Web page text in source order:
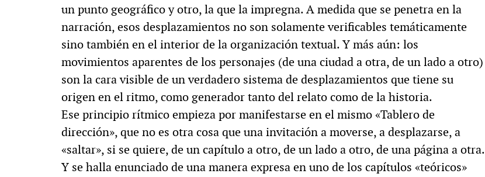
un punto geográfico y otro, la que la impregna. A medida que se penetra en la
narración, esos desplazamientos no son solamente verificables temáticamente
sino también en el interior de la organización textual. Y más aún: los
movimientos aparentes de los personajes (de una ciudad a otra, de un lado a otro)
son la cara visible de un verdadero sistema de desplazamientos que tiene su
origen en el ritmo, como generador tanto del relato como de la historia.
Ese principio rítmico empieza por manifestarse en el mismo «Tablero de
dirección», que no es otra cosa que una invitación a moverse, a desplazarse, a
«saltar», si se quiere, de un capítulo a otro, de un lado a otro, de una página a otra.
Y se halla enunciado de una manera expresa en uno de los capítulos «teóricos»